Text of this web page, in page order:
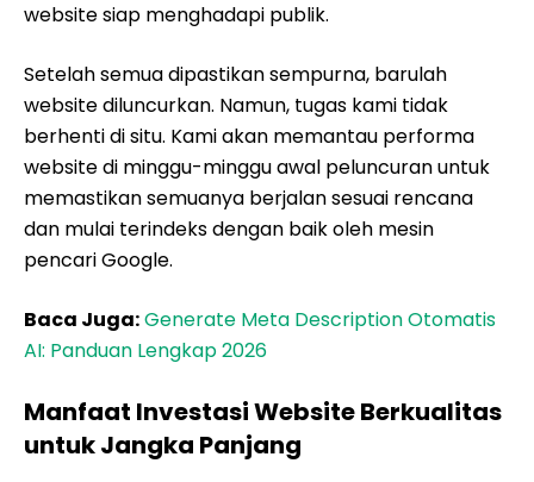
website siap menghadapi publik.
Setelah semua dipastikan sempurna, barulah
website diluncurkan. Namun, tugas kami tidak
berhenti di situ. Kami akan memantau performa
website di minggu-minggu awal peluncuran untuk
memastikan semuanya berjalan sesuai rencana
dan mulai terindeks dengan baik oleh mesin
pencari Google.
Baca Juga:Generate Meta Description Otomatis
AI: Panduan Lengkap 2026
Manfaat Investasi Website Berkualitas
untuk Jangka Panjang